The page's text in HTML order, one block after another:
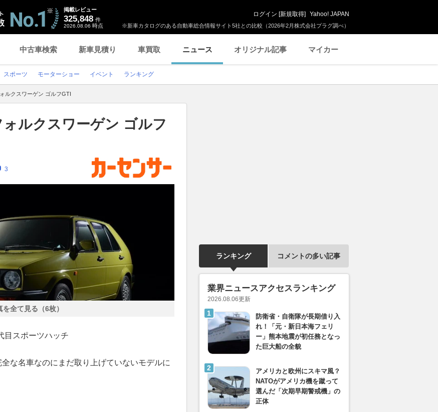
※新車カタログのある自動車総合情報サイト5社との比較（2026年2月株式会社プラグ調べ）
掲載レビュー
325,848 件
2026.08.06 時点
ログイン [新規取得] Yahoo! JAPAN
中古車検索 新車見積り 車買取 ニュース オリジナル記事 マイカー
スポーツ モーターショー イベント ランキング
ォルクスワーゲン ゴルフGTI
ォルクスワーゲン ゴルフ
3
を全て見る（6枚）
目スポーツハッチ
な名車なのにまだ取り上げていないモデルに
ランキング コメントの多い記事
業界ニュースアクセスランキング
2026.08.06更新
防衛省・自衛隊が長期借り入
れ！「元・新日本海フェリ
ー」熊本地震が初任務となっ
た巨大船の全貌
アメリカと欧州にスキマ風？
NATOがアメリカ機を蹴って
選んだ「次期早期警戒機」の
正体